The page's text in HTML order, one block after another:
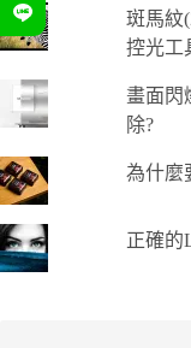
斑馬紋
控光工
畫面閃
除?
為什麼
正確的